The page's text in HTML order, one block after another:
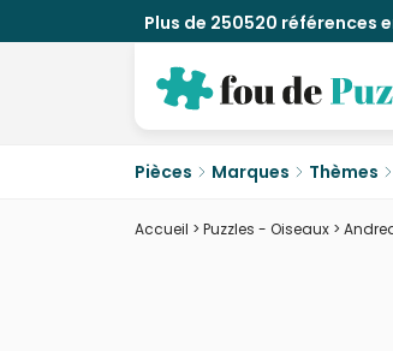
Plus de 250520 références
Pièces Marques Thèmes
Accueil > Puzzles - Oiseaux >